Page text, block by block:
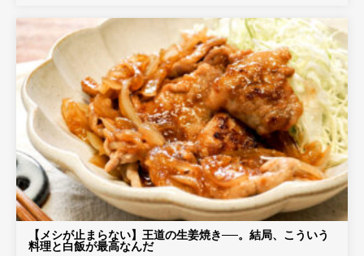
【メシが止まらない】王道の生姜焼き──。結局、こういう
料理と白飯が最高なんだ